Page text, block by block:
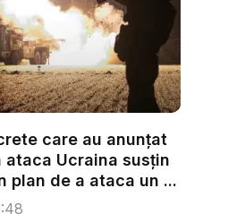
care au anunțat
ataca Ucraina susțin
plan de a ataca un ...